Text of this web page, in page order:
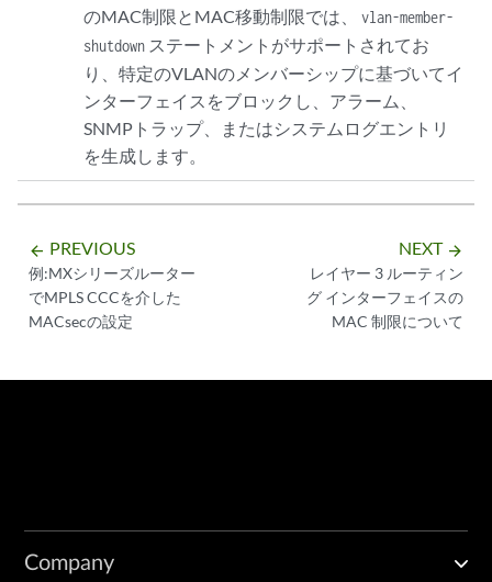
のMAC制限とMAC移動制限では、 vlan-member-
shutdown ステートメントがサポートされてお
り、特定のVLANのメンバーシップに基づいてイ
ンターフェイスをブロックし、アラーム、
SNMPトラップ、またはシステムログエントリ
を生成します。
arrow_backward PREVIOUS
例:MXシリーズルーター
でMPLS CCCを介した
MACsecの設定
NEXT arrow_forward
レイヤー 3 ルーティン
グ インターフェイスの
MAC 制限について
Company